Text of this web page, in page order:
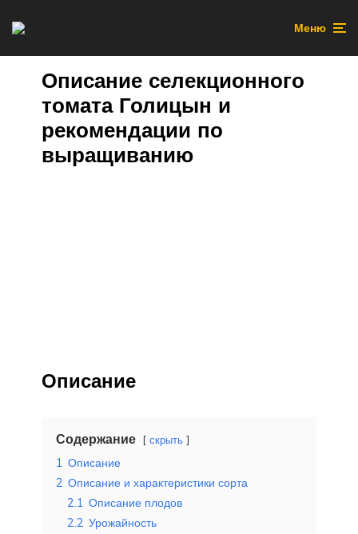
Меню
Описание селекционного
томата Голицын и
рекомендации по
выращиванию
Описание
Содержание скрыть
1 Описание
2 Описание и характеристики сорта
2.1 Описание плодов
2.2 Урожайность